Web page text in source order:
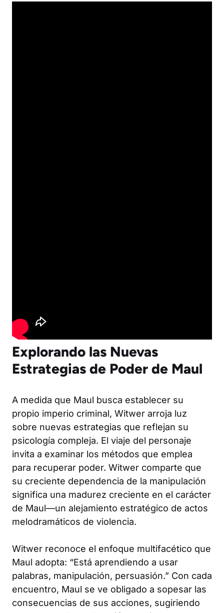
Explorando las Nuevas
Estrategias de Poder de Maul
A medida que Maul busca establecer su
propio imperio criminal, Witwer arroja luz
sobre nuevas estrategias que reflejan su
psicología compleja. El viaje del personaje
invita a examinar los métodos que emplea
para recuperar poder. Witwer comparte que
su creciente dependencia de la manipulación
significa una madurez creciente en el carácter
de Maul—un alejamiento estratégico de actos
melodramáticos de violencia.
Witwer reconoce el enfoque multifacético que
Maul adopta: “Está aprendiendo a usar
palabras, manipulación, persuasión.” Con cada
encuentro, Maul se ve obligado a sopesar las
consecuencias de sus acciones, sugiriendo